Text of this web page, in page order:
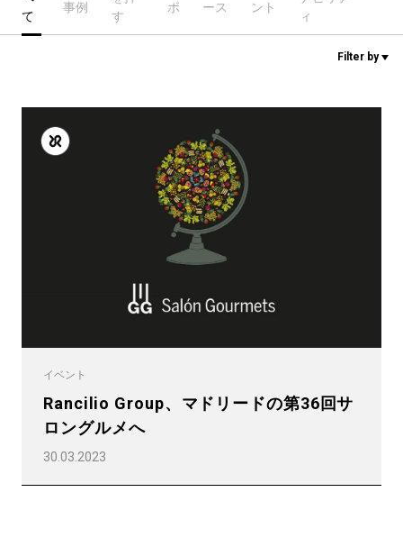
て
事例
す
ボ
ース
ント
ィ
Filter by
イベント
Rancilio Group、マドリードの第36回サ
ロングルメへ
30.03.2023
サスティナビリティ
お問い合わせ